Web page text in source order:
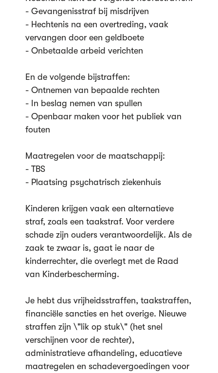
- Gevangenisstraf bij misdrijven
- Hechtenis na een overtreding, vaak
vervangen door een geldboete
- Onbetaalde arbeid verichten
En de volgende bijstraffen:
- Ontnemen van bepaalde rechten
- In beslag nemen van spullen
- Openbaar maken voor het publiek van
fouten
Maatregelen voor de maatschappij:
- TBS
- Plaatsing psychatrisch ziekenhuis
Kinderen krijgen vaak een alternatieve
straf, zoals een taakstraf. Voor verdere
schade zijn ouders verantwoordelijk. Als de
zaak te zwaar is, gaat ie naar de
kinderrechter, die overlegt met de Raad
van Kinderbescherming.
Je hebt dus vrijheidsstraffen, taakstraffen,
financiële sancties en het overige. Nieuwe
straffen zijn \"lik op stuk\" (het snel
verschijnen voor de rechter),
administratieve afhandeling, educatieve
maatregelen en schadevergoedingen voor